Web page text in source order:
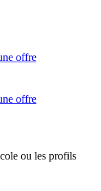
offre
offre
ou les profils